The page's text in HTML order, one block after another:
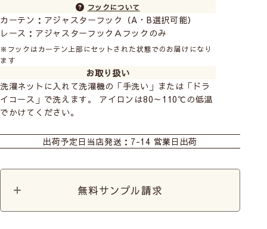
フックについて
カーテン：アジャスターフック（A・B選択可能）
レース：アジャスターフックＡフックのみ
※フックはカーテン上部にセットされた状態でのお届けになり
ます
お取り扱い
洗濯ネットに入れて洗濯機の「手洗い」または「ドラ
イコース」で洗えます。 アイロンは80～110℃の低温
でかけてください。
出荷予定日 当店発送：7-14 営業日出荷
無料サンプル請求